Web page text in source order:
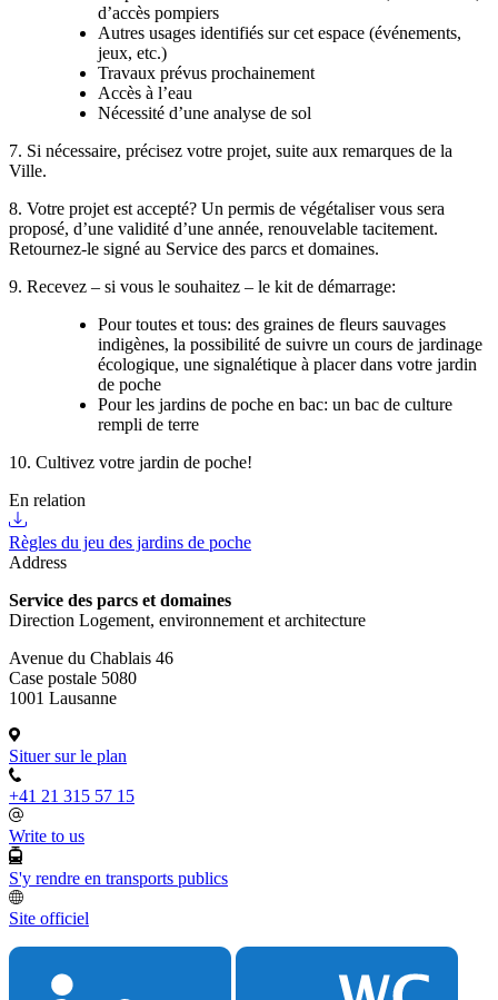
d’accès pompiers
Autres usages identifiés sur cet espace (événements,
jeux, etc.)
Travaux prévus prochainement
Accès à l’eau
Nécessité d’une analyse de sol
7. Si nécessaire, précisez votre projet, suite aux remarques de la
Ville.
8. Votre projet est accepté? Un permis de végétaliser vous sera
proposé, d’une validité d’une année, renouvelable tacitement.
Retournez-le signé au Service des parcs et domaines.
9. Recevez – si vous le souhaitez – le kit de démarrage:
Pour toutes et tous: des graines de fleurs sauvages
indigènes, la possibilité de suivre un cours de jardinage
écologique, une signalétique à placer dans votre jardin
de poche
Pour les jardins de poche en bac: un bac de culture
rempli de terre
10. Cultivez votre jardin de poche!
En relation
Règles du jeu des jardins de poche
Address
Service des parcs et domaines
Direction Logement, environnement et architecture
Avenue du Chablais 46
Case postale 5080
1001 Lausanne
Situer sur le plan
+41 21 315 57 15
Write to us
S'y rendre en transports publics
Site officiel